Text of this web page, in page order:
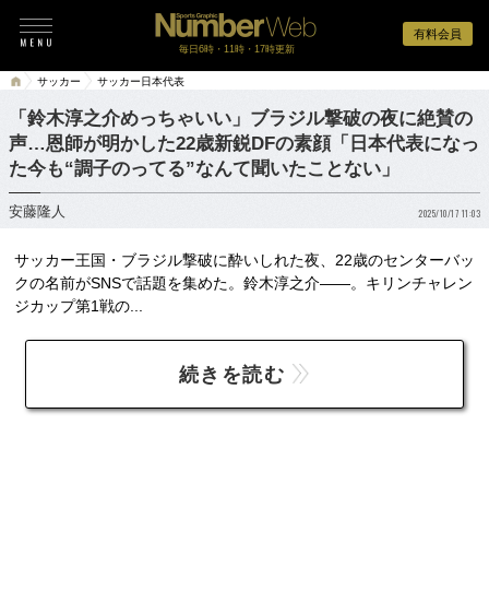
有料会員
毎日6時・11時・17時更新
サッカー サッカー日本代表
「鈴木淳之介めっちゃいい」ブラジル撃破の夜に絶賛の
声…恩師が明かした22歳新鋭DFの素顔「日本代表になっ
た今も“調子のってる”なんて聞いたことない」
安藤隆人 2025/10/17 11:03
サッカー王国・ブラジル撃破に酔いしれた夜、22歳のセンターバッ
クの名前がSNSで話題を集めた。鈴木淳之介――。キリンチャレン
ジカップ第1戦の...
続きを読む